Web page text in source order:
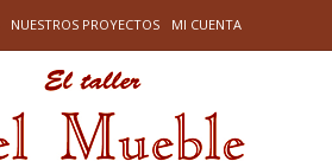
NUESTROS PROYECTOS MI CUENTA